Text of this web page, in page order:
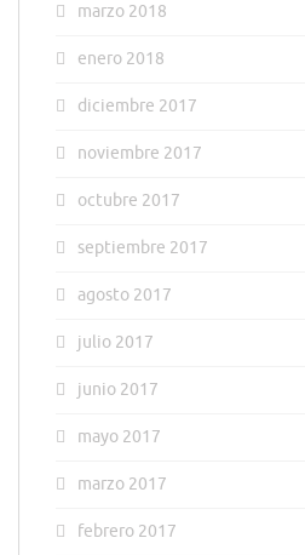
marzo 2018
enero 2018
diciembre 2017
noviembre 2017
octubre 2017
septiembre 2017
agosto 2017
julio 2017
junio 2017
mayo 2017
marzo 2017
febrero 2017